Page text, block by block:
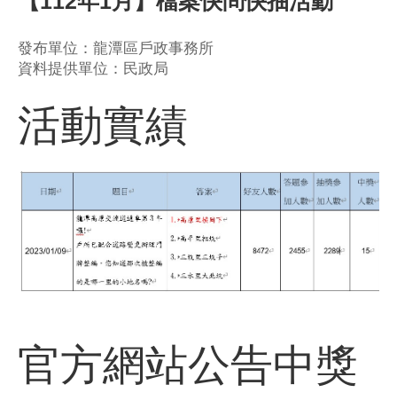
發布單位：龍潭區戶政事務所
資料提供單位：民政局
活動實績
官方網站公告中獎